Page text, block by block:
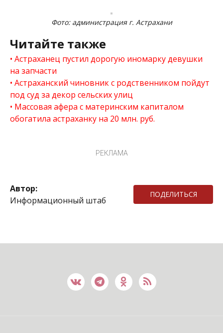
Фото: администрация г. Астрахани
Читайте также
Астраханец пустил дорогую иномарку девушки
на запчасти
Астраханский чиновник с родственником пойдут
под суд за декор сельских улиц
Массовая афера с материнским капиталом
обогатила астраханку на 20 млн. руб.
РЕКЛАМА
Автор:
Информационный штаб
ПОДЕЛИТЬСЯ